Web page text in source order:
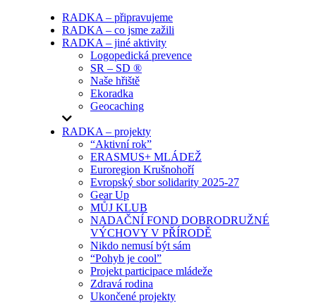
RADKA – připravujeme
RADKA – co jsme zažili
RADKA – jiné aktivity
Logopedická prevence
SR – SD ®
Naše hřiště
Ekoradka
Geocaching
RADKA – projekty
“Aktivní rok”
ERASMUS+ MLÁDEŽ
Euroregion Krušnohoří
Evropský sbor solidarity 2025-27
Gear Up
MŮJ KLUB
NADAČNÍ FOND DOBRODRUŽNÉ
VÝCHOVY V PŘÍRODĚ
Nikdo nemusí být sám
“Pohyb je cool”
Projekt participace mládeže
Zdravá rodina
Ukončené projekty